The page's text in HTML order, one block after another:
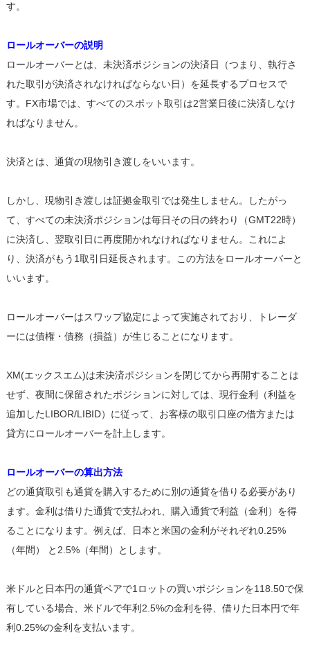
す。
ロールオーバーの説明
ロールオーバーとは、未決済ポジションの決済日（つまり、執行さ
れた取引が決済されなければならない日）を延長するプロセスで
す。FX市場では、すべてのスポット取引は2営業日後に決済しなけ
ればなりません。
決済とは、通貨の現物引き渡しをいいます。
しかし、現物引き渡しは証拠金取引では発生しません。したがっ
て、すべての未決済ポジションは毎日その日の終わり（GMT22時）
に決済し、翌取引日に再度開かれなければなりません。これによ
り、決済がもう1取引日延長されます。この方法をロールオーバーと
いいます。
ロールオーバーはスワップ協定によって実施されており、トレーダ
ーには債権・債務（損益）が生じることになります。
XM(エックスエム)は未決済ポジションを閉じてから再開することは
せず、夜間に保留されたポジションに対しては、現行金利（利益を
追加したLIBOR/LIBID）に従って、お客様の取引口座の借方または
貸方にロールオーバーを計上します。
ロールオーバーの算出方法
どの通貨取引も通貨を購入するために別の通貨を借りる必要があり
ます。金利は借りた通貨で支払われ、購入通貨で利益（金利）を得
ることになります。例えば、日本と米国の金利がそれぞれ0.25%
（年間） と2.5%（年間）とします。
米ドルと日本円の通貨ペアで1ロットの買いポジションを118.50で保
有している場合、米ドルで年利2.5%の金利を得、借りた日本円で年
利0.25%の金利を支払います。